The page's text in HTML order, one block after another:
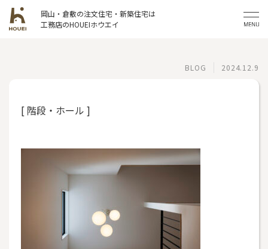
岡山・倉敷の注文住宅・新築住宅は
工務店のHOUEIホウエイ
BLOG 2024.12.9
[ 階段・ホール ]